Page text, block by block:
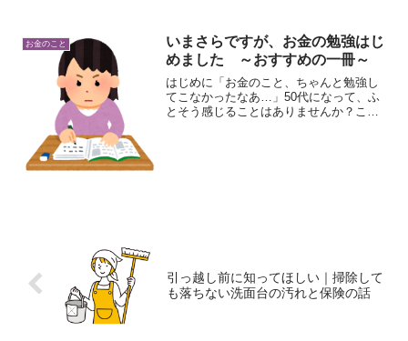
険も使えるのでは？と相談しましたが、
対象外との回答。「やっぱ...
お金のこと
いまさらですが、お金の勉強はじ
めました ～おすすめの一冊～
はじめに「お金のこと、ちゃんと勉強し
てこなかったなあ…」50代になって、ふ
とそう感じることはありませんか？これ
引っ越し前に知ってほしい｜掃除して
も落ちない洗面台の汚れと保険の話